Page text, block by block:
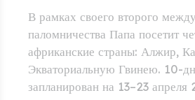
В рамках своего второго
паломничества Папа посетит
африканские страны: Алжир,
Экваториальную Гвинею. 10-
запланирован на 13–23 апреля